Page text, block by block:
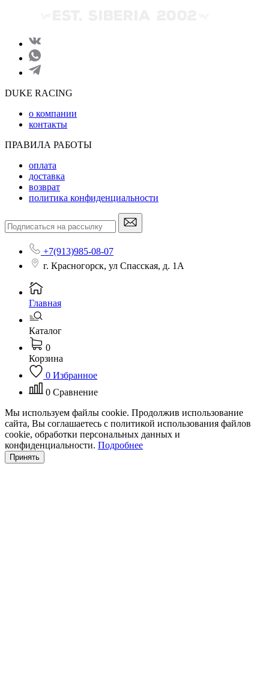
DUKE RACING
о компании
контакты
ПРАВИЛА РАБОТЫ
оплата
доставка
возврат
политика конфиденциальности
+7(913)985-08-07
г. Красногорск, ул Спасская, д. 1А
Главная
Каталог
0
Корзина
0 Избранное
0 Сравнение
Мы используем файлы cookie. Продолжив использование
сайта, Вы соглашаетесь с политикой использования файлов
cookie, обработки персональных данных и
конфиденциальности. Подробнее
Принять